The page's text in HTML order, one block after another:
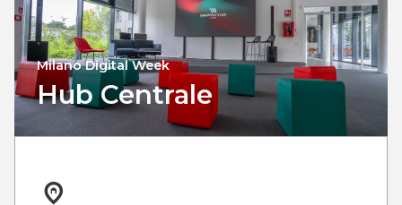
Milano Digital Week
Hub Centrale